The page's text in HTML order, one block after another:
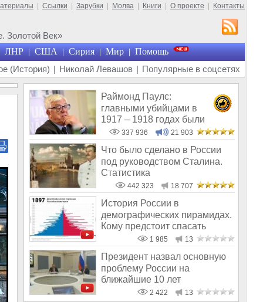
Ссылки Зарубки Молва Книги О проекте Контакты
Золотой Век»
ЛНР | США | Сирия | Мир | Помощь
(История) | Николай Левашов | Популярные в соцсетях
Раймонд Паулс:
главными убийцами в
1917 – 1918 годах были
латыши и евреи, а не русс
337 936 21 903
Что было сделано в России
под руководством Сталина.
Статистика
442 323 18 707
История России в
демографических пирамидах.
Кому предстоит спасать
численность насе
1 985 13
Президент назвал основную
проблему России на
ближайшие 10 лет
2 422 13